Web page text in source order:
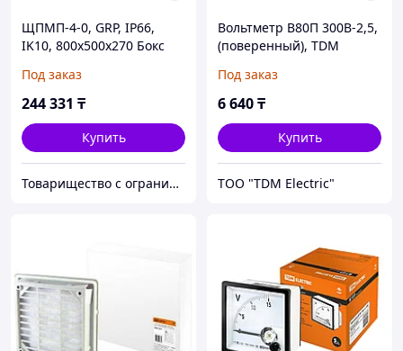
ЩПМП-4-0, GRP, IP66,
IK10, 800х500х270 Бокс
антивандальный
Под заказ
244 331 ₸
Купить
Товарищество с ограниченной ответственностью "Nabludenie.kz"
Вольтметр В80П 300В-2,5,
(поверенный), TDM
Под заказ
6 640₸
Купить
ТОО "TDM Electric"